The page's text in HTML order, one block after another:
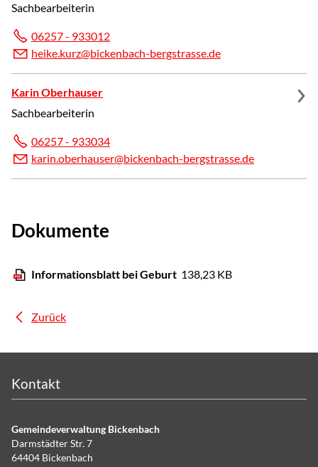
Sachbearbeiterin
06257 - 933012
h
k k rz b ck nb ch-b rgstr ss d
Karin Oberhauser
Sachbearbeiterin
06257 - 933034
k r n b rh s r b ck nb ch-b rgstr ss d
Dokumente
Informationsblatt bei Geburt 138,23 KB
Zurück
Kontakt
Gemeindeverwaltung Bickenbach
Darmstädter Str. 7
64404 Bickenbach